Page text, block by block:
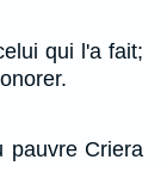
qui l'a fait;
pauvre Criera